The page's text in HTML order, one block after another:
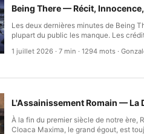
Being There — Récit,
Les deux dernières minutes de Being
plupart du public les manque. Les
où se garer, se déconnecte déjà de ce
les couloirs du pouvoir. Mais ces
1 juillet 2026 · 7 min · 1294 mots ·
L'Assainissement Romain — La
À la fin du premier siècle de notre ère,
Cloaca Maxima, le grand égout, est